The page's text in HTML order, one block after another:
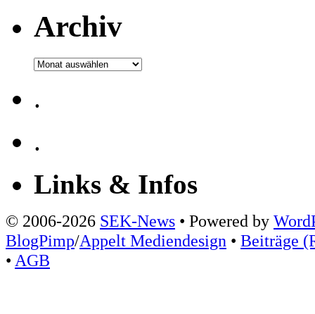
Archiv
Archiv
.
.
Links & Infos
© 2006-2026 SEK-News • Powered by
BlogPimp/Appelt Mediendesign • Beiträge
• AGB